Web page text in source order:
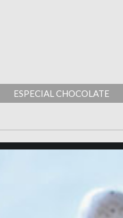
ESPECIAL CHOCOLATE